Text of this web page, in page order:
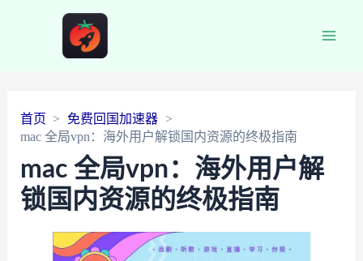
首页
免费回国加速器
mac 全局vpn：海外用户解锁国内资源的终极指南
mac 全局vpn：海外用户解
锁国内资源的终极指南